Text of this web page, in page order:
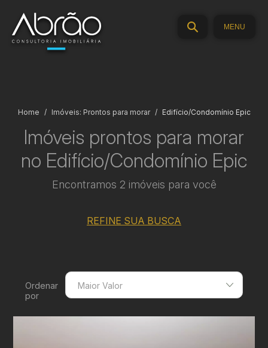
MENU
Home Imóveis: Prontos para morar Edifício/Condomínio Epic
Imóveis prontos para morar
no Edifício/Condomínio Epic
Encontramos 2 imóveis para você
REFINE SUA BUSCA
Ordenar
por
Maior Valor